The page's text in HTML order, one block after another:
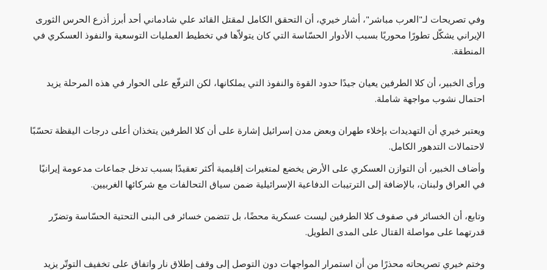
وفي تصريحات لـ"العرب مباشر"، أشار خيري، أن التحقق الكامل لمقتل القائد علي شادماني أحد أبرز أذرع الحرس الثوری
الإيراني يشكّل تطورًا محوریًا بسبب الأدوار الحسّاسة التي كان يتولاّها في تخطيط العمليات التوسعية والنفوذ العسكري في
المنطقة.
ورأى الخبير، أن كلا الطرفين يعيان جيدًا حدود القوة والنفوذ التي يملكانها، لكن الترفّع على الحوار في هذه المرحلة يزيد
احتمال نشوب مواجهة شاملة.
ويعتبر خيري أن التهديدات بإخلاء طهران وبعض مدن إسرائيل إشارة على أن كلا الطرفين يتخذان أعلى درجات اليقظة تحسّبًا
لاحتمالات التدهور الكامل.
وأضاف الخبير، أن التوازن العسكري على الأرض يخضع لمتغيرات إقليمية أكثر تعقيدًا بسبب تدخل جماعات مدعومة إيرانيًا
في العراق ولبنان، بالإضافة إلى الترتيبات الدفاعية الإسرائيلية ضمن سياق التحالفات مع شركائها الغربيين.
وتابع، أن الخسائر في صفوف كلا الطرفين ليست عسكرية محضًا، بل تتضمن خسائر فى البنى التحتية الحسّاسة وتضرّر
قدرتهما على مواصلة القتال على المدى الطويل.
وختم خيري تصريحاته محذرًا من أن استمرار المواجهات دون التوصل إلى وقف إطلاق نار واتفاق على تخفيف التوتّر يزيد